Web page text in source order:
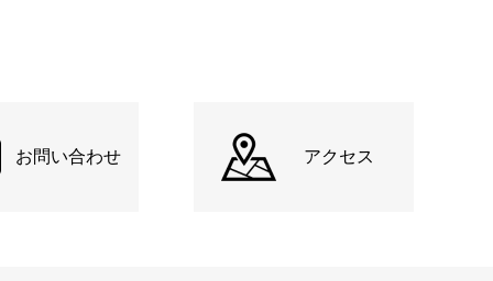
お問い合わせ アクセス